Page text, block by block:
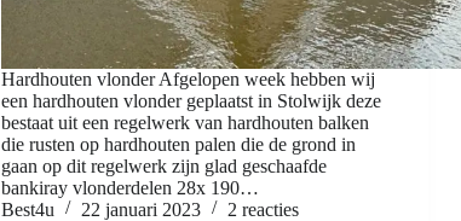
Hardhouten vlonder Afgelopen week hebben wij
een hardhouten vlonder geplaatst in Stolwijk deze
bestaat uit een regelwerk van hardhouten balken
die rusten op hardhouten palen die de grond in
gaan op dit regelwerk zijn glad geschaafde
bankiray vlonderdelen 28x 190…
Best4u
22 januari 2023 2 reacties